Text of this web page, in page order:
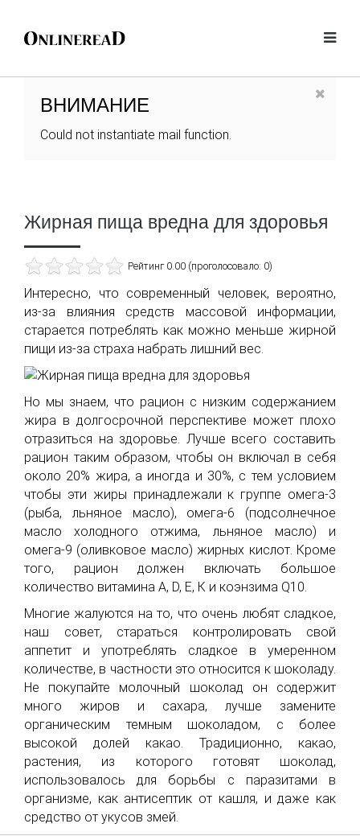
ВНИМАНИЕ
Could not instantiate mail function.
Жирная пища вредна для здоровья
Рейтинг 0.00 (проголосовало: 0)
Интересно, что современный человек, вероятно,
из-за влияния средств массовой информации,
старается потреблять как можно меньше жирной
пищи из-за страха набрать лишний вес.
Но мы знаем, что рацион с низким содержанием
жира в долгосрочной перспективе может плохо
отразиться на здоровье. Лучше всего составить
рацион таким образом, чтобы он включал в себя
около 20% жира, а иногда и 30%, с тем условием
чтобы эти жиры принадлежали к группе омега-3
(рыба, льняное масло), омега-6 (подсолнечное
масло холодного отжима, льняное масло) и
омега-9 (оливковое масло) жирных кислот. Кроме
того, рацион должен включать большое
количество витамина A, D, Е, К и коэнзима Q10.
Многие жалуются на то, что очень любят сладкое,
наш совет, стараться контролировать свой
аппетит и употреблять сладкое в умеренном
количестве, в частности это относится к шоколаду.
Не покупайте молочный шоколад он содержит
много жиров и сахара, лучше замените
органическим темным шоколадом, с более
высокой долей какао. Традиционно, какао,
растения, из которого готовят шоколад,
использовалось для борьбы с паразитами в
организме, как антисептик от кашля, и даже как
средство от укусов змей.